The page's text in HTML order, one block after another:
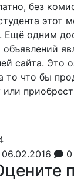
без
этот
Ещё одним
сайта. Это
что бы
или
06.02.2016 0